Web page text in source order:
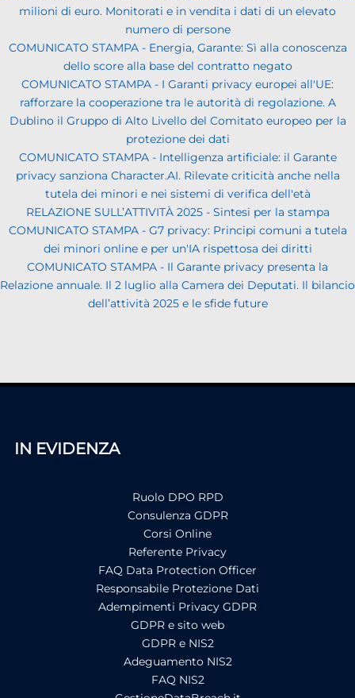
milioni di euro. Monitorati e in vendita i dati di un elevato
numero di persone
COMUNICATO STAMPA - Energia, Garante: Sì alla conoscenza
dello score alla base del contratto negato
COMUNICATO STAMPA - I Garanti privacy europei all'UE:
rafforzare la cooperazione tra le autorità di regolazione. A
Dublino il Gruppo di Alto Livello del Comitato europeo per la
protezione dei dati
COMUNICATO STAMPA - Intelligenza artificiale: il Garante
privacy sanziona Character.AI. Rilevate criticità anche nella
tutela dei minori e nei sistemi di verifica dell'età
RELAZIONE SULL’ATTIVITÀ 2025 - Sintesi per la stampa
COMUNICATO STAMPA - G7 privacy: Principi comuni a tutela
dei minori online e per un'IA rispettosa dei diritti
COMUNICATO STAMPA - Il Garante privacy presenta la
Relazione annuale. Il 2 luglio alla Camera dei Deputati. Il bilancio
dell’attività 2025 e le sfide future
IN EVIDENZA
Ruolo DPO RPD
Consulenza GDPR
Corsi Online
Referente Privacy
FAQ Data Protection Officer
Responsabile Protezione Dati
Adempimenti Privacy GDPR
GDPR e sito web
GDPR e NIS2
Adeguamento NIS2
FAQ NIS2